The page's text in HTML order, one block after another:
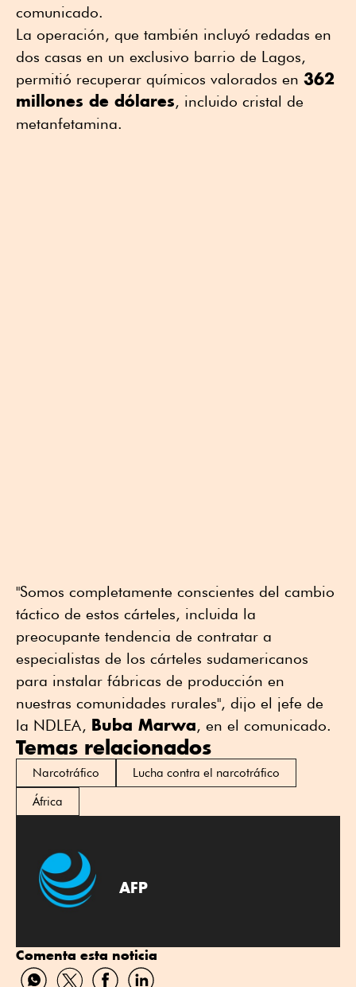
comunicado.
La operación, que también incluyó redadas en
dos casas en un exclusivo barrio de Lagos,
permitió recuperar químicos valorados en 362
millones de dólares, incluido cristal de
metanfetamina.
"Somos completamente conscientes del cambio
táctico de estos cárteles, incluida la
preocupante tendencia de contratar a
especialistas de los cárteles sudamericanos
para instalar fábricas de producción en
nuestras comunidades rurales", dijo el jefe de
la NDLEA, Buba Marwa, en el comunicado.
Temas relacionados
Narcotráfico
Lucha contra el narcotráfico
África
AFP
Comenta esta noticia